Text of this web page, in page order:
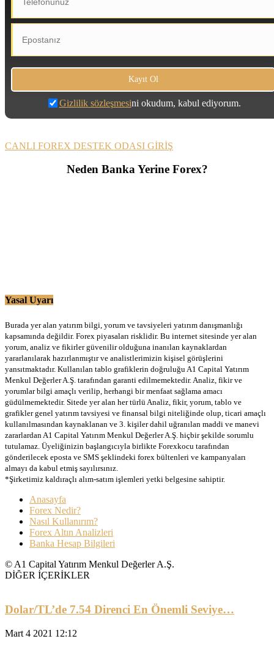
Gizlilik sözleşmesini okudum, kabul ediyorum.
CANLI FOREX DESTEK ODASI GİRİŞ
Neden Banka Yerine Forex?
Yasal Uyarı
Burada yer alan yatırım bilgi, yorum ve tavsiyeleri yatırım danışmanlığı
kapsamında değildir. Forex piyasaları risklidir. Bu internet sitesinde yer alan
yorum, analiz ve fikirler güvenilir olduğuna inanılan kaynaklardan
yararlanılarak hazırlanmıştır ve analistlerimizin kişisel görüşlerini
yansıtmaktadır. Kullanılan tablo grafiklerin doğruluğu A1 Capital Yatırım
Menkul Değerler A.Ş. tarafından garanti edilmemektedir. Analiz, fikir ve
yorumlar bilgi amaçlı verilip, herhangi bir menfaat sağlama amacı
güdülmemektedir. Sitede yer alan her türlü Analiz, fikir, yorum, tablo ve
grafikler genel yatırım tavsiyesi ve finansal bilgi niteliğinde olup, ticari amaçlı
kullanılmasından kaynaklanan ve 3. kişiler dahil uğranılan maddi ve manevi
zararlardan A1 Capital Yatırım Menkul Değerler A.Ş. hiçbir şekilde sorumlu
tutulamaz. Üyeliğinizin başlangıcıyla birlikte Forexkocu tarafından
gönderilecek eposta ve SMS şeklindeki forex bültenleri ve kampanyaları
almayı da kabul etmiş sayılırsınız.
*Şirketimiz kaldıraçlı alım-satım işlemleri yetki belgesine sahiptir.
Anasayfa
Forex Nedir?
Nasıl Kullanırım?
Forex Altın Analizleri
Banka Hesap Bilgileri
© A1 Capital Yatırım Menkul Değerler A.Ş.
DİĞER İÇERİKLER
Dolar/TL’de 7.54 Direnci En Önemli Seviye…
Mart 4 2021 12:12